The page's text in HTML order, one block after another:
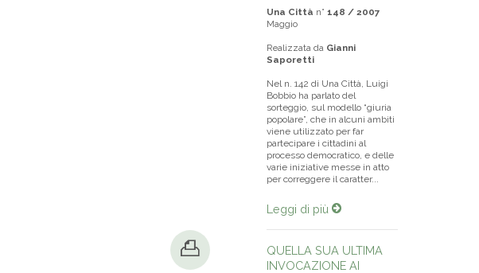
Una Città n° 148 / 2007
Maggio
Realizzata da Gianni
Saporetti
Nel n. 142 di Una Città, Luigi
Bobbio ha parlato del
sorteggio, sul modello “giuria
popolare”, che in alcuni ambiti
viene utilizzato per far
partecipare i cittadini al
processo democratico, e delle
varie iniziative messe in atto
per correggere il caratter...
Leggi di più
QUELLA SUA ULTIMA
INVOCAZIONE AI